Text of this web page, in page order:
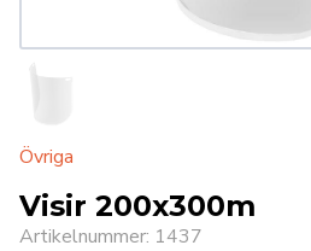
Övriga
Visir 200x300m
Artikelnummer: 1437